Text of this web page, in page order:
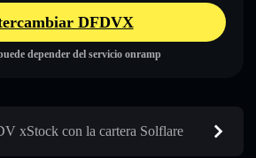
DFDVX
depender del servicio onramp
xStock con la cartera Solflare